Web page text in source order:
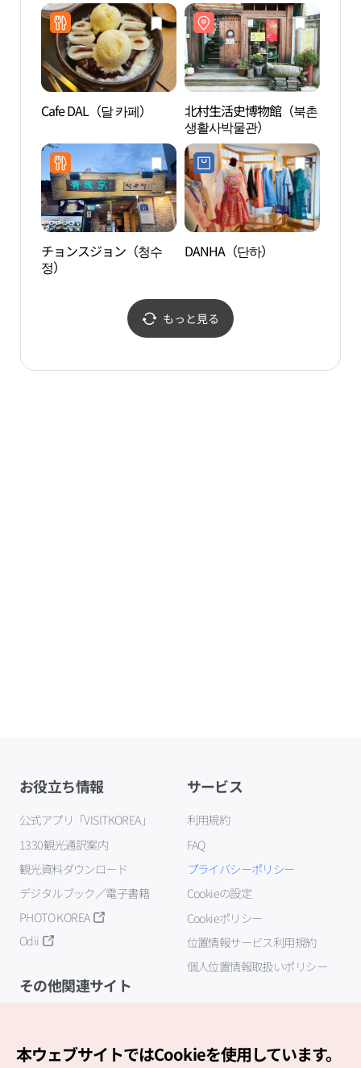
Cafe DAL（달 카페）
北村生活史博物館（북촌
생활사박물관）
チョンスジョン（청수
정）
DANHA（단하）
もっと見る
お役立ち情報
公式アプリ「VISITKOREA」
1330観光通訳案内
観光資料ダウンロード
デジタルブック／電子書籍
PHOTO KOREA
Odii
サービス
利用規約
FAQ
プライバシーポリシー
Cookieの設定
Cookieポリシー
位置情報サービス利用規約
個人位置情報取扱いポリシー
その他関連サイト
本ウェブサイトではCookieを使用しています。